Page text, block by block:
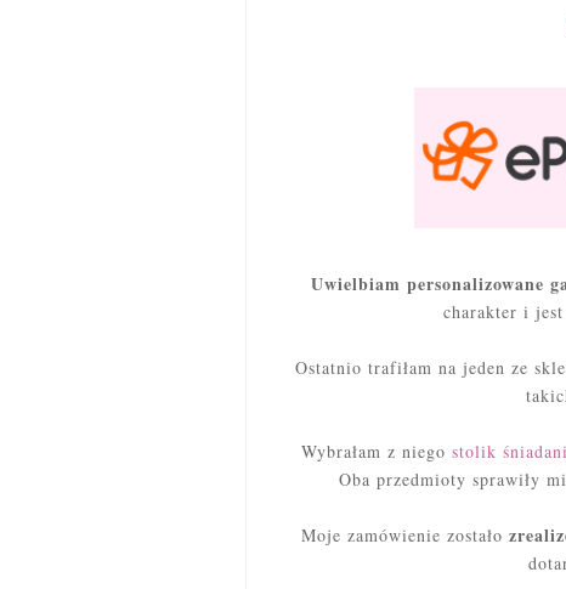
Uwielbiam personalizowane
charakter i
Ostatnio trafiłam na jeden ze
Wybrałam z niego stolik
Oba przedmioty sprawiły
Moje zamówienie zostało